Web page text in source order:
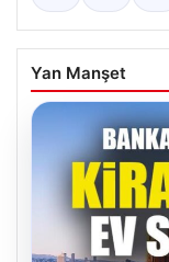
Yan Manşet